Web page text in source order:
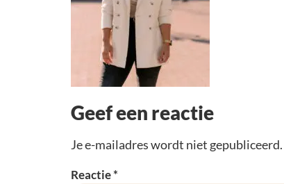
Geef een reactie
Je e-mailadres wordt niet gepubliceerd.
Reactie*